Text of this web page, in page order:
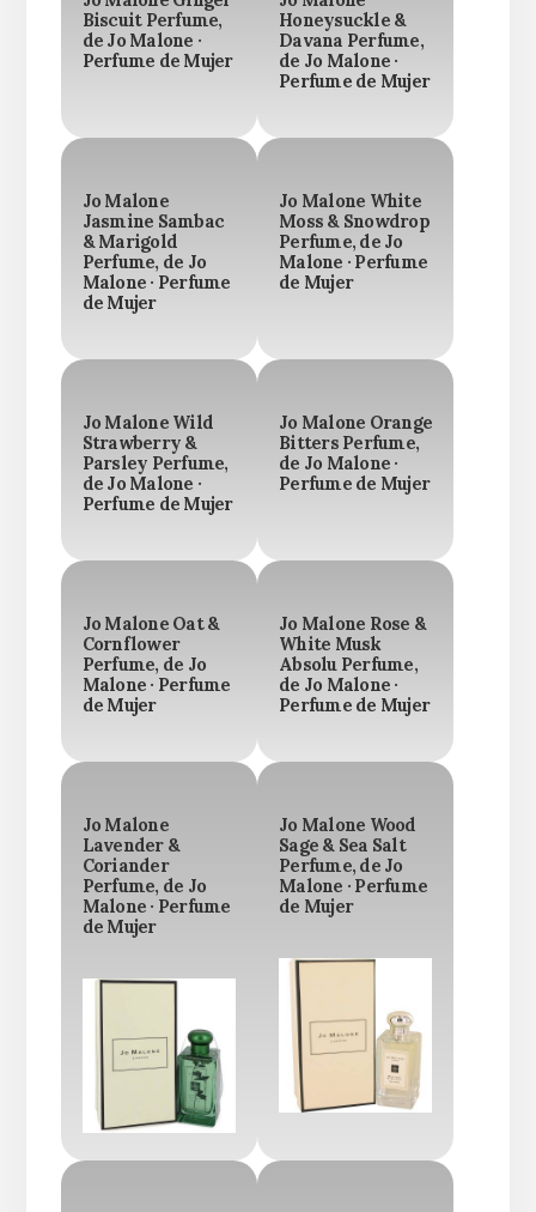
Biscuit Perfume,
de Jo Malone ·
Perfume de Mujer
Honeysuckle &
Davana Perfume,
de Jo Malone ·
Perfume de Mujer
Jo Malone
Jasmine Sambac
& Marigold
Perfume, de Jo
Malone · Perfume
de Mujer
Jo Malone White
Moss & Snowdrop
Perfume, de Jo
Malone · Perfume
de Mujer
Jo Malone Wild
Strawberry &
Parsley Perfume,
de Jo Malone ·
Perfume de Mujer
Jo Malone Orange
Bitters Perfume,
de Jo Malone ·
Perfume de Mujer
Jo Malone Oat &
Cornflower
Perfume, de Jo
Malone · Perfume
de Mujer
Jo Malone Rose &
White Musk
Absolu Perfume,
de Jo Malone ·
Perfume de Mujer
Jo Malone
Lavender &
Coriander
Perfume, de Jo
Malone · Perfume
de Mujer
Jo Malone Wood
Sage & Sea Salt
Perfume, de Jo
Malone · Perfume
de Mujer